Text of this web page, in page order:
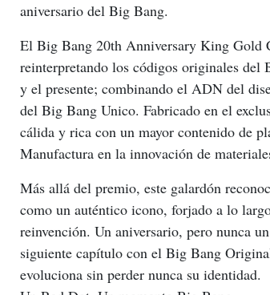
aniversario del Big Bang.
El Big Bang 20th Anniversary King Gold
reinterpretando los códigos originales del
y el presente; combinando el ADN del
del Big Bang Unico. Fabricado en el
cálida y rica con un mayor contenido de
Manufactura en la innovación de
Más allá del premio, este galardón
como un auténtico icono, forjado a lo
reinvención. Un aniversario, pero nunca
siguiente capítulo con el Big Bang
evoluciona sin perder nunca su identidad.